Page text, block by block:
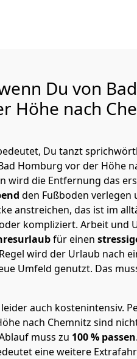
Du von Bad
Höhe nach
Du tanzt
Homburg vor der Höhe
wird die Entfernung das
den Fußboden verlegen
anstreichen, das ist im
kompliziert. Arbeit und
für einen
wird der Urlaub nach
Umfeld genutzt. Das
auch kostenintensiv.
nach Chemnitz sind
muss zu 100 % passen
eine weitere